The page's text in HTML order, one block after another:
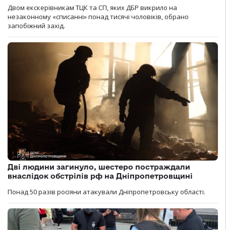
Двом екскерівникам ТЦК та СП, яких ДБР викрило на
незаконному «списанні» понад тисячі чоловіків, обрано
запобіжний захід.
Дві людини загинуло, шестеро постраждали
внаслідок обстрілів рф на Дніпропетровщині
Понад 50 разів росіяни атакували Дніпропетровську області.